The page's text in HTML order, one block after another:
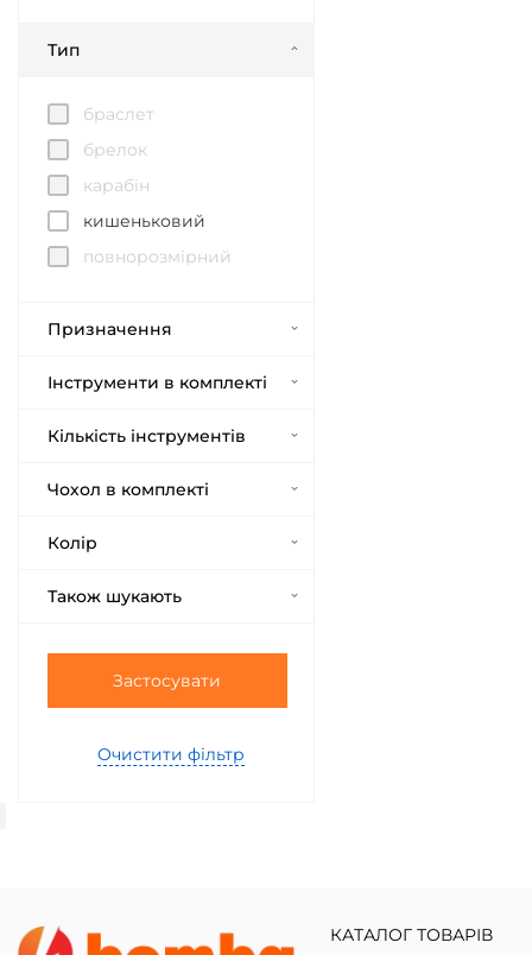
Тип
браслет
брелок
карабін
кишеньковий
повнорозмірний
Призначення
Інструменти в комплекті
Кількість інструментів
Чохол в комплекті
Колір
Також шукають
Застосувати
Очистити фільтр
КАТАЛОГ ТОВАРІВ